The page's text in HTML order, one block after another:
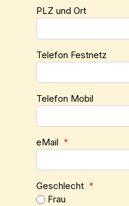
PLZ und Ort
Telefon Festnetz
Telefon Mobil
eMail *
Geschlecht *
Frau